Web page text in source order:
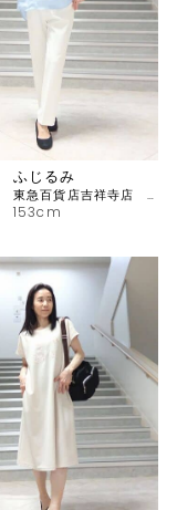
153cm
ふじるみ
東急百貨店吉祥寺店 ピッコーネ